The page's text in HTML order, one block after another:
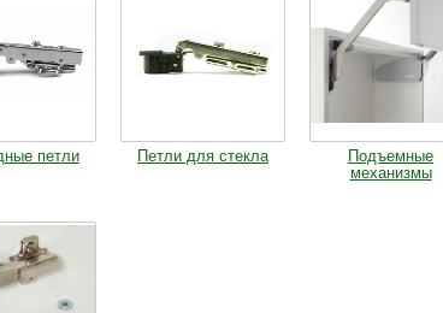
петли Петли для стекла
Подъемные
механизмы